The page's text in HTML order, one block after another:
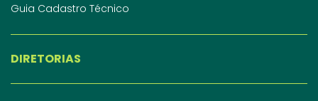
Guia Cadastro Técnico
DIRETORIAS